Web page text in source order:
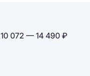
10 072 — 14 490 ₽